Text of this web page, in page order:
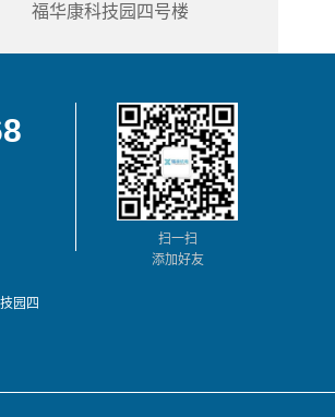
福华康科技园四号楼
扫一扫
添加好友
园四